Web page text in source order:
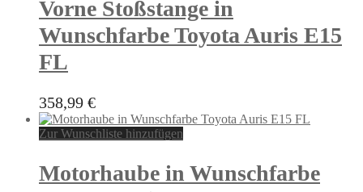
Vorne Stoßstange in
Wunschfarbe Toyota Auris E15
FL
358,99 €
Zur Wunschliste hinzufügen
Motorhaube in Wunschfarbe